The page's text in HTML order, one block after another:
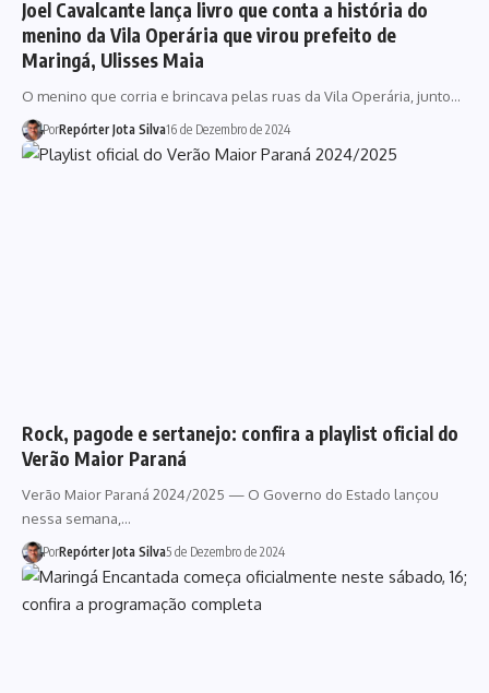
Joel Cavalcante lança livro que conta a história do
menino da Vila Operária que virou prefeito de
Maringá, Ulisses Maia
O menino que corria e brincava pelas ruas da Vila Operária, junto…
PorRepórter Jota Silva16 de Dezembro de 2024
Rock, pagode e sertanejo: confira a playlist oficial do
Verão Maior Paraná
Verão Maior Paraná 2024/2025 — O Governo do Estado lançou
nessa semana,…
PorRepórter Jota Silva5 de Dezembro de 2024